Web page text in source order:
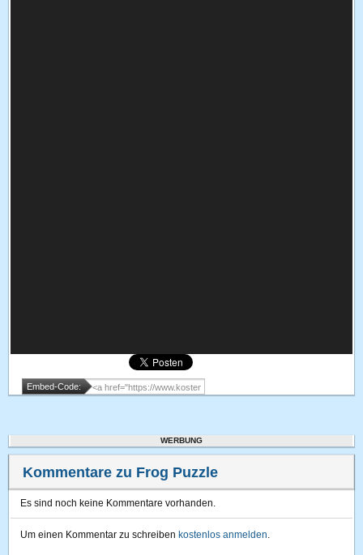
Embed-Code:
WERBUNG
Kommentare zu Frog Puzzle
Es sind noch keine Kommentare vorhanden.
Um einen Kommentar zu schreiben kostenlos anmelden.